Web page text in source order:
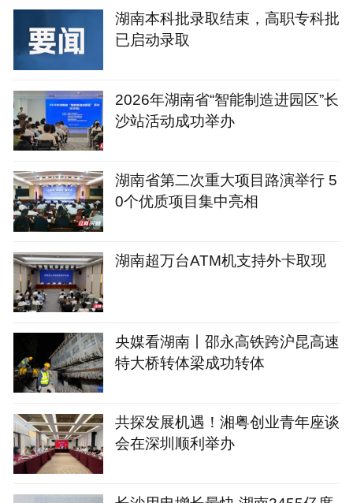
湖南本科批录取结束，高职专科批
已启动录取
2026年湖南省“智能制造进园区”长
沙站活动成功举办
湖南省第二次重大项目路演举行 5
0个优质项目集中亮相
湖南超万台ATM机支持外卡取现
央媒看湖南丨邵永高铁跨沪昆高速
特大桥转体梁成功转体
共探发展机遇！湘粤创业青年座谈
会在深圳顺利举办